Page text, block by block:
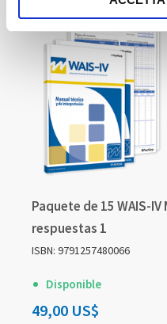
Paquete de 15 WAIS-
respuestas 1
ISBN: 9791257480066
Disponible
49,00 US$